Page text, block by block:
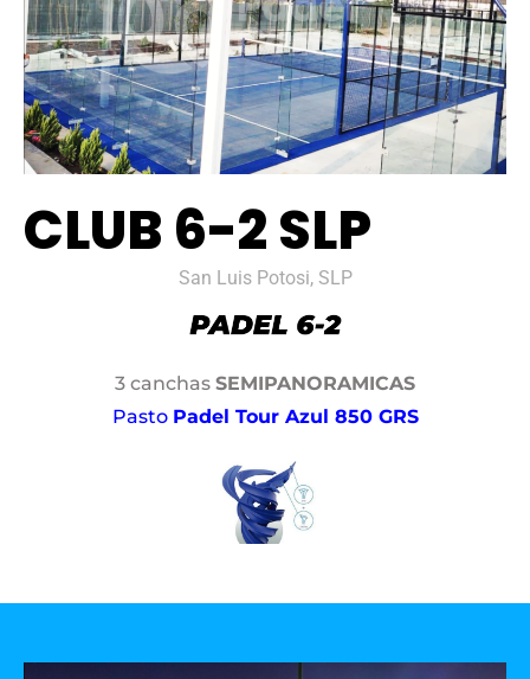
CLUB 6-2 SLP
San Luis Potosi, SLP
3 canchas SEMIPANORAMICAS
Pasto Padel Tour Azul 850 GRS